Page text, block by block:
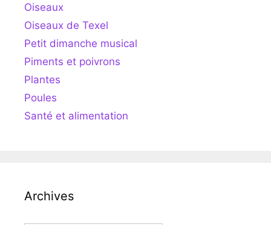
Oiseaux
Oiseaux de Texel
Petit dimanche musical
Piments et poivrons
Plantes
Poules
Santé et alimentation
Archives